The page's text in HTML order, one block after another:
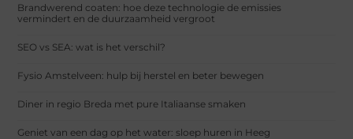
Brandwerend coaten: hoe deze technologie de emissies
vermindert en de duurzaamheid vergroot
SEO vs SEA: wat is het verschil?
Fysio Amstelveen: hulp bij herstel en beter bewegen
Diner in regio Breda met pure Italiaanse smaken
Geniet van een dag op het water: sloep huren in Heeg